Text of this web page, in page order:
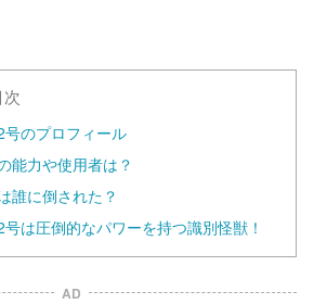
号のプロフィール
能力や使用者は？
誰に倒された？
号は圧倒的なパワーを持つ識別怪獣！
AD